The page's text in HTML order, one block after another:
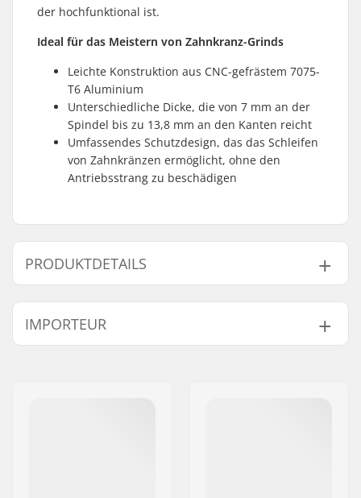
der hochfunktional ist.
Ideal für das Meistern von Zahnkranz-Grinds
Leichte Konstruktion aus CNC-gefrästem 7075-
T6 Aluminium
Unterschiedliche Dicke, die von 7 mm an der
Spindel bis zu 13,8 mm an den Kanten reicht
Umfassendes Schutzdesign, das das Schleifen
von Zahnkränzen ermöglicht, ohne den
Antriebsstrang zu beschädigen
PRODUKTDETAILS
Ritzel-Montage:
19mm, 22mm, 24mm,
Gewicht:
130g
IMPORTEUR